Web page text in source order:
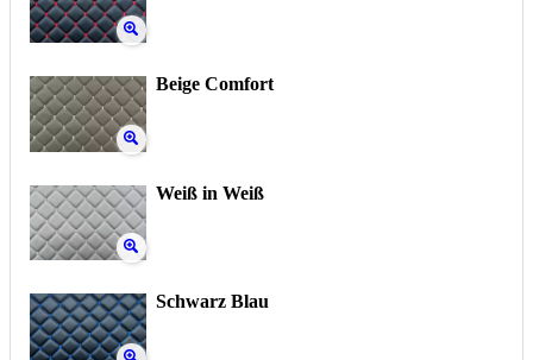
Beige Comfort
Weiß in Weiß
Schwarz Blau